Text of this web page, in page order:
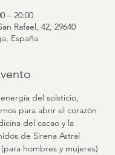
– 20:00
Rafael, 42, 29640
España
del solsticio,
para abrir el corazón
del cacao y la
de Sirena Astral
hombres y mujeres)